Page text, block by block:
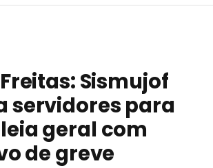
Sismujof
servidores para
geral com
de greve